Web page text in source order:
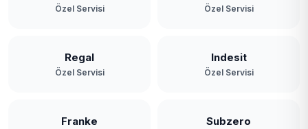
Paşamandıra
Özel Servisi Özel Servisi
Regal
Özel Servisi
Indesit
Özel Servisi
Franke Subzero